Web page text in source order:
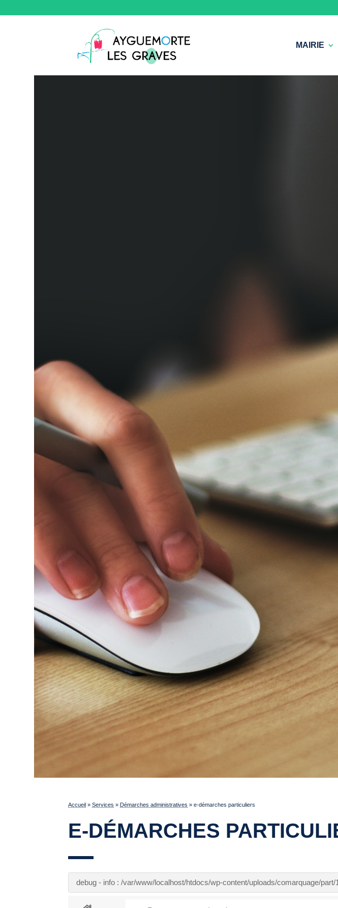
MAIRIE
Accueil »Services » Démarches administratives »e-démarches particuliers
E-DÉMARCHES
debug - info : /var/www/localhost/htdocs/wp-content/uploads/comarquage/part/